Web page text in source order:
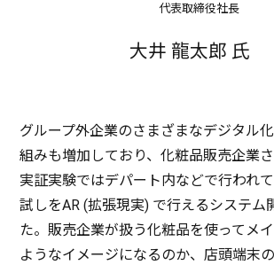
代表取締役社長
大井 龍太郎 氏
グループ外企業のさまざまなデジタル
組みも増加 しており、化粧品販売企業
実証実験ではデパート内などで行われ
試しをAR (拡張現実) で行える システム
た。販売企業が扱う化粧品を使って メ
ようなイメージになるのか、店頭端末